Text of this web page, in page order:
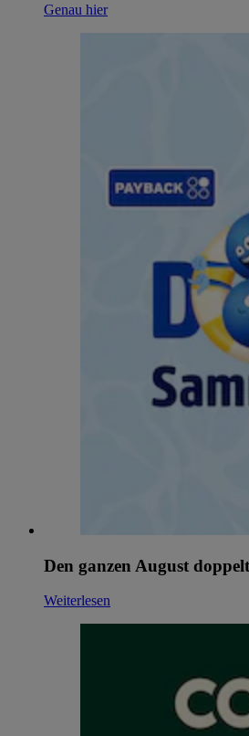
Genau hier
Den ganzen August
Weiterlesen